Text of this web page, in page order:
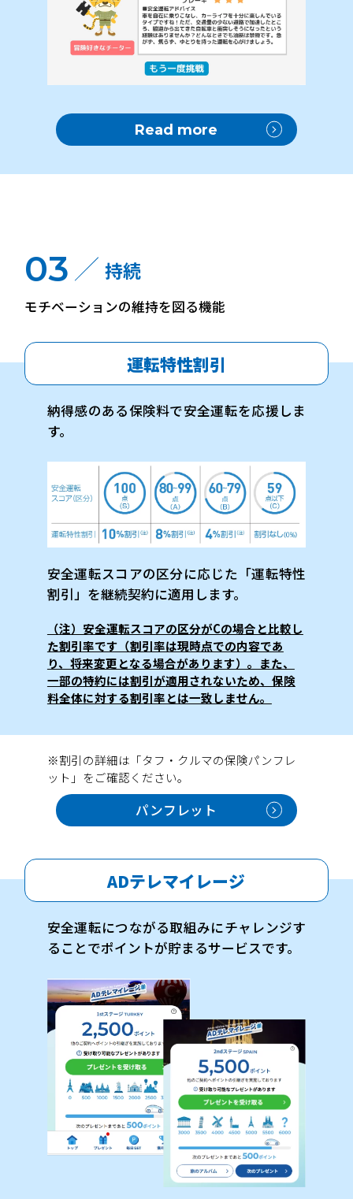
Read more
03 持続
モチベーションの維持を図る機能
運転特性割引
納得感のある保険料で安全運転を応援しま
す。
安全運転スコアの区分に応じた「運転特性
割引」を継続契約に適用します。
（注）安全運転スコアの区分がCの場合と比較し
た割引率です（割引率は現時点での内容であ
り、将来変更となる場合があります）。また、
一部の特約には割引が適用されないため、保険
料全体に対する割引率とは一致しません。
※割引の詳細は「タフ・クルマの保険パンフレ
ット」をご確認ください。
パンフレット
ADテレマイレージ
安全運転につながる取組みにチャレンジす
ることでポイントが貯まるサービスです。